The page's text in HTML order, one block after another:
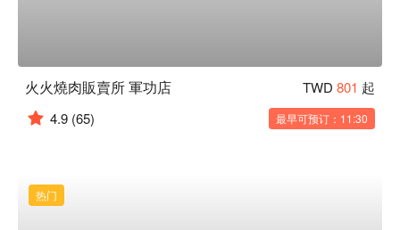
火火燒肉販賣所 軍功店 TWD 801 起
4.9 (65) 最早可预订：11:30
热门